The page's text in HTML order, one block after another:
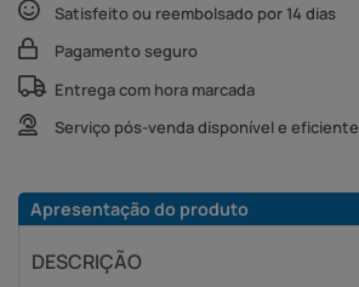
Satisfeito ou reembolsado por 14 dias
Pagamento seguro
Entrega com hora marcada
Serviço pós-venda disponível e eficiente
Apresentação do produto
DESCRIÇÃO